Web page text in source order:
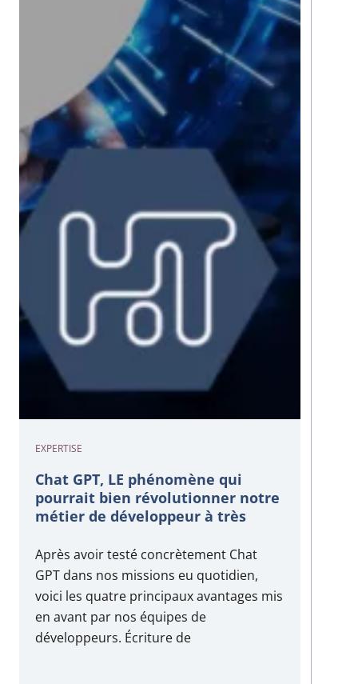
EXPERTISE
Chat GPT, LE phénomène qui
pourrait bien révolutionner notre
métier de développeur à très
Après avoir testé concrètement Chat
GPT dans nos missions eu quotidien,
voici les quatre principaux avantages mis
en avant par nos équipes de
développeurs. Écriture de